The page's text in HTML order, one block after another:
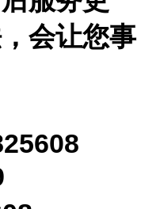
会让您事